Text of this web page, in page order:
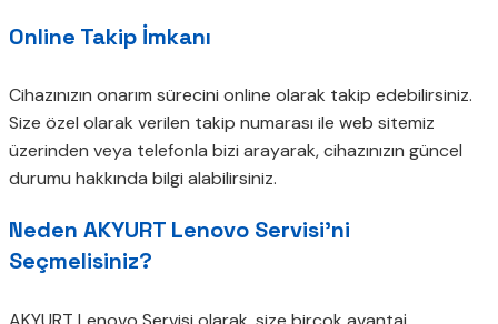
Online Takip İmkanı
Cihazınızın onarım sürecini online olarak takip edebilirsiniz.
Size özel olarak verilen takip numarası ile web sitemiz
üzerinden veya telefonla bizi arayarak, cihazınızın güncel
durumu hakkında bilgi alabilirsiniz.
Neden AKYURT Lenovo Servisi’ni
Seçmelisiniz?